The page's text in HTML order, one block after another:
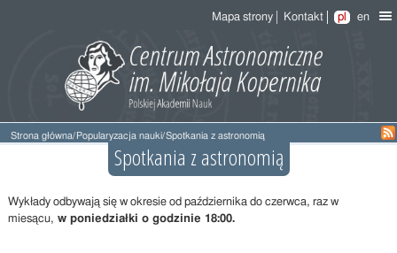
Mapa strony Kontakt pl en
Strona główna/ Popularyzacja nauki/Spotkania z astronomią
Spotkania z astronomią
Wykłady odbywają się w okresie od października do czerwca, raz w
miesącu, w poniedziałki o godzinie 18:00.